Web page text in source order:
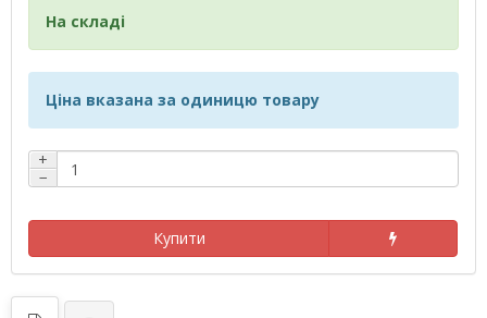
На складі
Ціна вказана за одиницю товару
+
−
Купити